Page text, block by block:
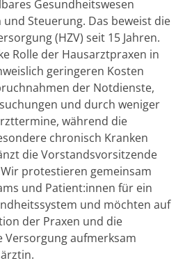
Gesundheitswesen
Steuerung. Das beweist die
(HZV) seit 15 Jahren.
Rolle der Hausarztpraxen in
geringeren Kosten
der Notdienste,
und durch weniger
während die
chronisch Kranken
die Vorstandsvorsitzende
protestieren gemeinsam
und Patient:innen für ein
und möchten auf
der Praxen und die
Versorgung aufmerksam